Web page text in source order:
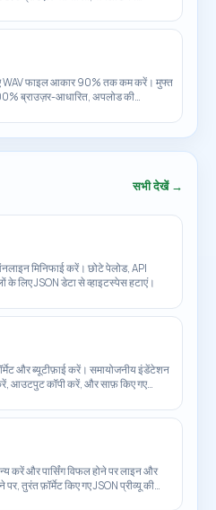
WAV फाइल आकार 90% तक कम करें। मुफ्त
ब्राउज़र-आधारित, अपलोड की
सभी देखें →
मिनिफाई करें। छोटे पेलोड, API
के लिए JSON डेटा से व्हाइटस्पेस हटाएं।
और ब्यूटीफ़ाई करें। समायोजनीय इंडेंटेशन
आउटपुट कॉपी करें, और साफ़ किए गए
करें और पार्सिंग विफल होने पर लाइन और
तुरंत फ़ॉर्मेट किए गए JSON प्रीव्यू की